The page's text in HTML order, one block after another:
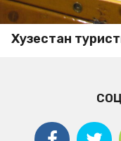
Хузестан